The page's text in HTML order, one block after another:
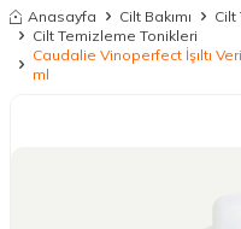
Anasayfa Cilt Bakımı
Cilt
Cilt Temizleme Tonikleri
Caudalie Vinoperfect İşıltı
ml